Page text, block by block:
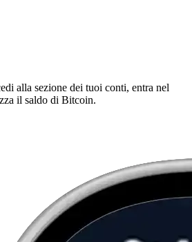
alla sezione dei tuoi conti, entra nel
il saldo di Bitcoin.